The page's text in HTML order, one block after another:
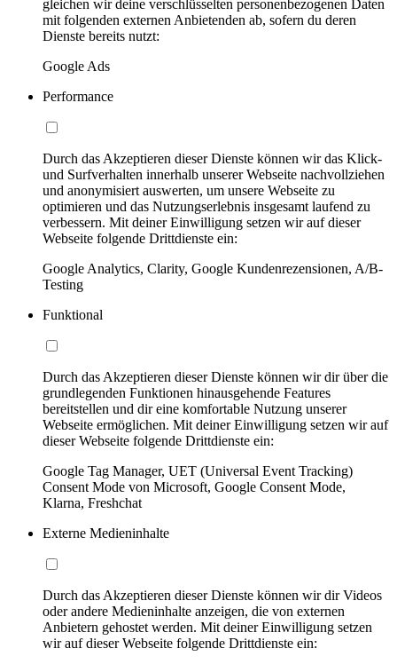
gleichen wir deine verschlüsselten personenbezogenen Daten
mit folgenden externen Anbietenden ab, sofern du deren
Dienste bereits nutzt:
Google Ads
Performance
Durch das Akzeptieren dieser Dienste können wir das Klick-
und Surfverhalten innerhalb unserer Webseite nachvollziehen
und anonymisiert auswerten, um unsere Webseite zu
optimieren und das Nutzungserlebnis insgesamt laufend zu
verbessern. Mit deiner Einwilligung setzen wir auf dieser
Webseite folgende Drittdienste ein:
Google Analytics, Clarity, Google Kundenrezensionen, A/B-
Testing
Funktional
Durch das Akzeptieren dieser Dienste können wir dir über die
grundlegenden Funktionen hinausgehende Features
bereitstellen und dir eine komfortable Nutzung unserer
Webseite ermöglichen. Mit deiner Einwilligung setzen wir auf
dieser Webseite folgende Drittdienste ein:
Google Tag Manager, UET (Universal Event Tracking)
Consent Mode von Microsoft, Google Consent Mode,
Klarna, Freshchat
Externe Medieninhalte
Durch das Akzeptieren dieser Dienste können wir dir Videos
oder andere Medieninhalte anzeigen, die von externen
Anbietern gehostet werden. Mit deiner Einwilligung setzen
wir auf dieser Webseite folgende Drittdienste ein: